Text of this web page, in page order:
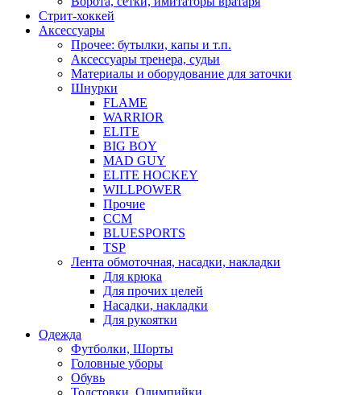
Стрит-хоккей
Аксессуары
Прочее: бутылки, капы и т.п.
Аксессуары тренера, судьи
Материалы и оборудование для заточки
Шнурки
FLAME
WARRIOR
ELITE
BIG BOY
MAD GUY
ELITE HOCKEY
WILLPOWER
Прочие
CCM
BLUESPORTS
TSP
Лента обмоточная, насадки, накладки
Для крюка
Для прочих целей
Насадки, накладки
Для рукоятки
Одежда
Футболки, Шорты
Головные уборы
Обувь
Толстовки, Олимпийки